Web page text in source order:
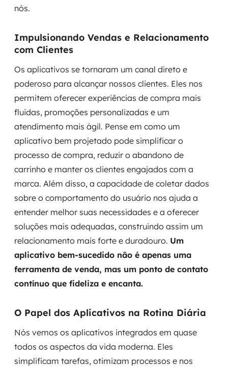
nós.
Impulsionando Vendas e Relacionamento
com Clientes
Os aplicativos se tornaram um canal direto e
poderoso para alcançar nossos clientes. Eles nos
permitem oferecer experiências de compra mais
fluidas, promoções personalizadas e um
atendimento mais ágil. Pense em como um
aplicativo bem projetado pode simplificar o
processo de compra, reduzir o abandono de
carrinho e manter os clientes engajados com a
marca. Além disso, a capacidade de coletar dados
sobre o comportamento do usuário nos ajuda a
entender melhor suas necessidades e a oferecer
soluções mais adequadas, construindo assim um
relacionamento mais forte e duradouro. Um
aplicativo bem-sucedido não é apenas uma
ferramenta de venda, mas um ponto de contato
contínuo que fideliza e encanta.
O Papel dos Aplicativos na Rotina Diária
Nós vemos os aplicativos integrados em quase
todos os aspectos da vida moderna. Eles
simplificam tarefas, otimizam processos e nos